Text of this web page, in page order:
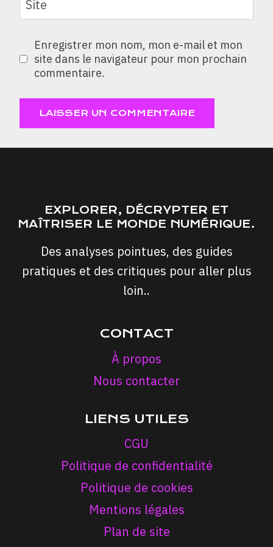
Site
Enregistrer mon nom, mon e-mail et mon
site dans le navigateur pour mon prochain
commentaire.
EXPLORER, DÉCRYPTER ET
MAÎTRISER LE MONDE NUMÉRIQUE.
Des analyses pointues, des guides
pratiques et des critiques pour aller plus
loin..
CONTACT
À propos
Nous contacter
LIENS UTILES
CGU
Politique de confidentialité
Politique de cookies
Mentions légales
Plan de site